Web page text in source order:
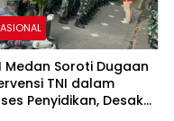
Medan Soroti Dugaan
TNI dalam
Penyidikan, Desak